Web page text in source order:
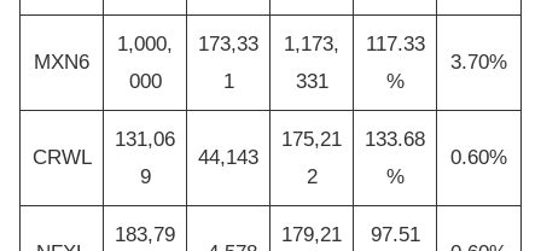
MXN6
1,000,
000
173,33
1
1,173,
331
117.33
%
3.70%
CRWL
131,06
9
44,143
175,21
2
133.68
%
0.60%
183,79 179,21 97.51